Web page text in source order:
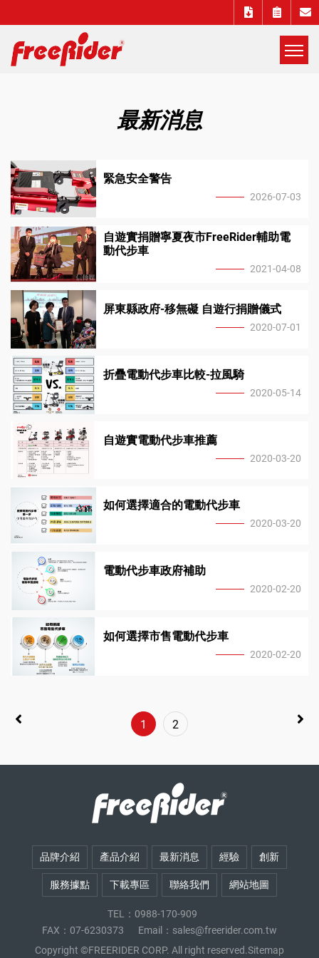
自
遊
實
電
動
代
步
車
|
魁
安
達
展
最新消息
緊急安全警告
2026-07-03
自遊實捐贈寧夏夜市FreeRider輔助電
動代步車
2021-04-08
屏東縣政府-移無礙 自遊行捐贈儀式
2020-07-01
折疊電動代步車比較-拉風騎
2020-05-14
自遊實電動代步車推薦
2020-03-20
如何選擇適合的電動代步車
2020-03-20
電動代步車政府補助
2020-02-20
如何選擇市售電動代步車
2020-02-20
1 2
品牌介紹 產品介紹 最新消息 經驗 創新
服務據點 下載專區 聯絡我們 網站地圖
TEL：0988-170-909
FAX：07-6230373
Email： sales@freerider.com.tw
Copyright ©FREERIDER CORP. All right reserved.Sitemap